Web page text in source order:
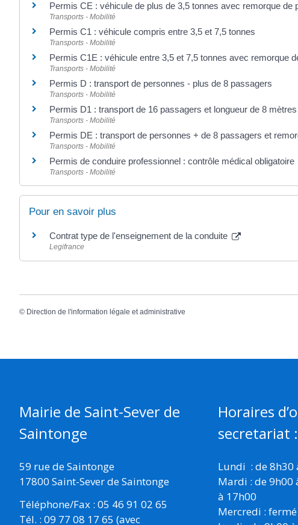
Permis CE : véhicule de plus de 3,5 tonnes avec remorque de
Transports - Mobilité
Permis C1 : véhicule compris entre 3,5 et 7,5 tonnes
Transports - Mobilité
Permis C1E : véhicule entre 3,5 et 7,5 tonnes avec remorque
Transports - Mobilité
Permis D : transport de personnes - plus de 8 passagers
Transports - Mobilité
Permis D1 : transport de 16 passagers et longueur de 8 mètres
Transports - Mobilité
Permis DE : transport de personnes + de 8 passagers et
Transports - Mobilité
Permis de conduire professionnel : contrôle médical obligatoire
Transports - Mobilité
Pour en savoir plus
Contrat type de l'enseignement de la conduite
Legifrance
© Direction de l'information légale et administrative
Mairie de Saint-Sever de
Saintonge
59 rue de Saintonge
17800 Saint-Sever de Saintonge
Téléphone/Fax : 05 46 91 02 65
Tél. : 09 77 08 17 65 (avec
Horaires
secretariat :
Lundi : de 8h30
Mardi : de 9h00
à 17h00
Mercredi : fermé